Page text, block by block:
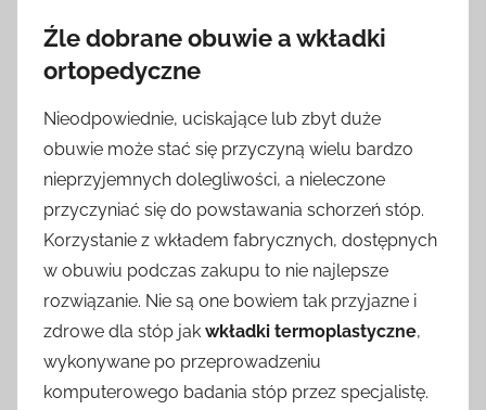
Źle dobrane obuwie a wkładki
ortopedyczne
Nieodpowiednie, uciskające lub zbyt duże
obuwie może stać się przyczyną wielu bardzo
nieprzyjemnych dolegliwości, a nieleczone
przyczyniać się do powstawania schorzeń stóp.
Korzystanie z wkładem fabrycznych, dostępnych
w obuwiu podczas zakupu to nie najlepsze
rozwiązanie. Nie są one bowiem tak przyjazne i
zdrowe dla stóp jak wkładki termoplastyczne,
wykonywane po przeprowadzeniu
komputerowego badania stóp przez specjalistę.